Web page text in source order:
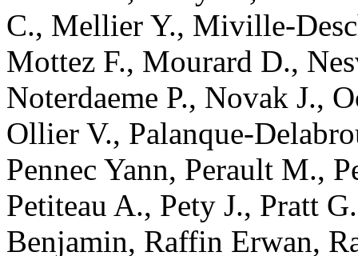
C., Mellier Y., Miville-
Mottez F., Mourard D.,
Noterdaeme P., Novak J.,
Ollier V., Palanque-
Pennec Yann, Perault M.,
Petiteau A., Pety J., Pratt
Benjamin, Raffin Erwan,